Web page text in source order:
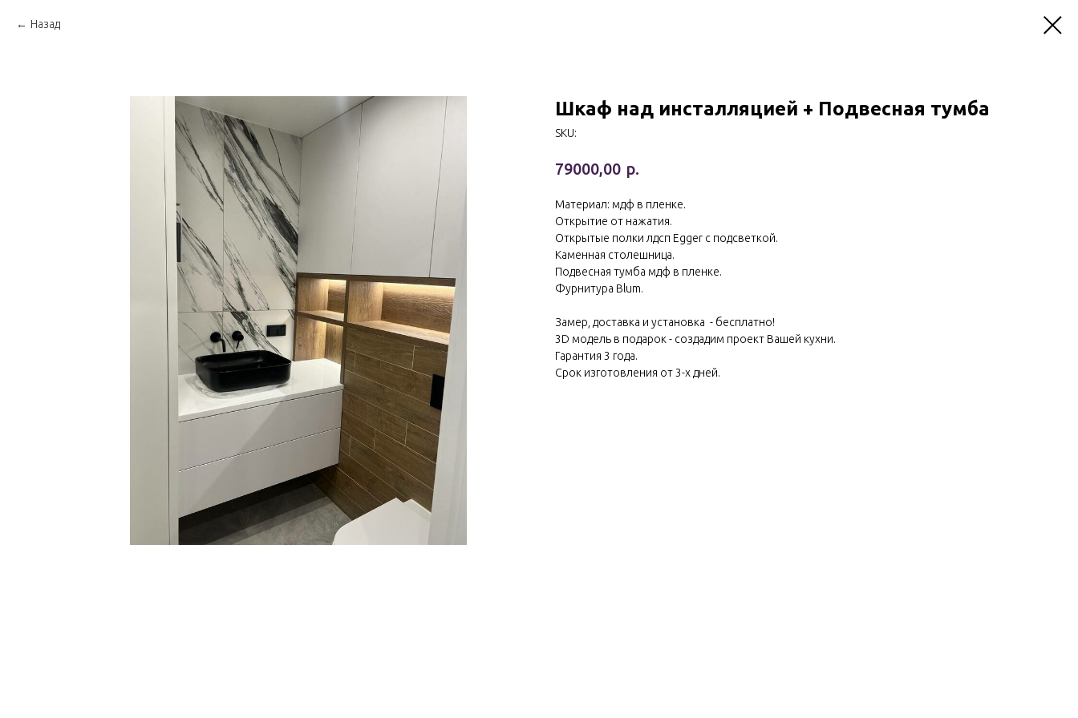
Назад
Шкаф над инсталляцией + Подвесная тумба
SKU:
79000,00 р.
Материал: мдф в пленке.
Открытие от нажатия.
Открытые полки лдсп Egger с подсветкой.
Каменная столешница.
Подвесная тумба мдф в пленке.
Фурнитура Blum.
Замер, доставка и установка - бесплатно!
3D модель в подарок - создадим проект Вашей кухни.
Гарантия 3 года.
Срок изготовления от 3-х дней.